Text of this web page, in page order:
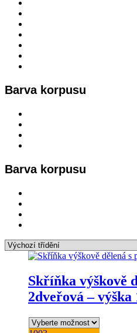
Barva korpusu
Barva korpusu
Skříňka výškově
2dveřová – výška